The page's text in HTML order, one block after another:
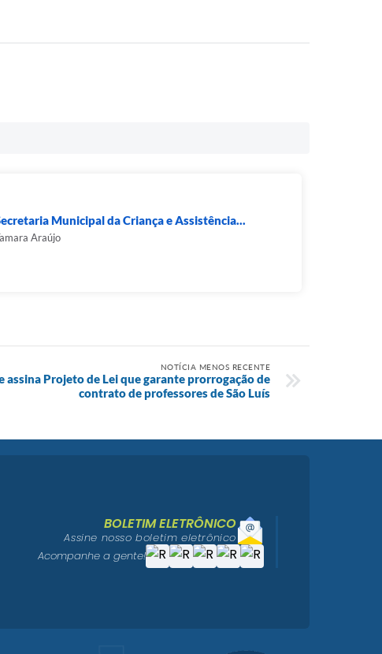
Municipal da Criança e Assistência...
Araújo
NOTÍCIA MENOS RECENTE
assina Projeto de Lei que garante prorrogação de
contrato de professores de São Luís
BOLETIM ELETRÔNICO
Assine nosso boletim eletrônico
Acompanhe a gente!